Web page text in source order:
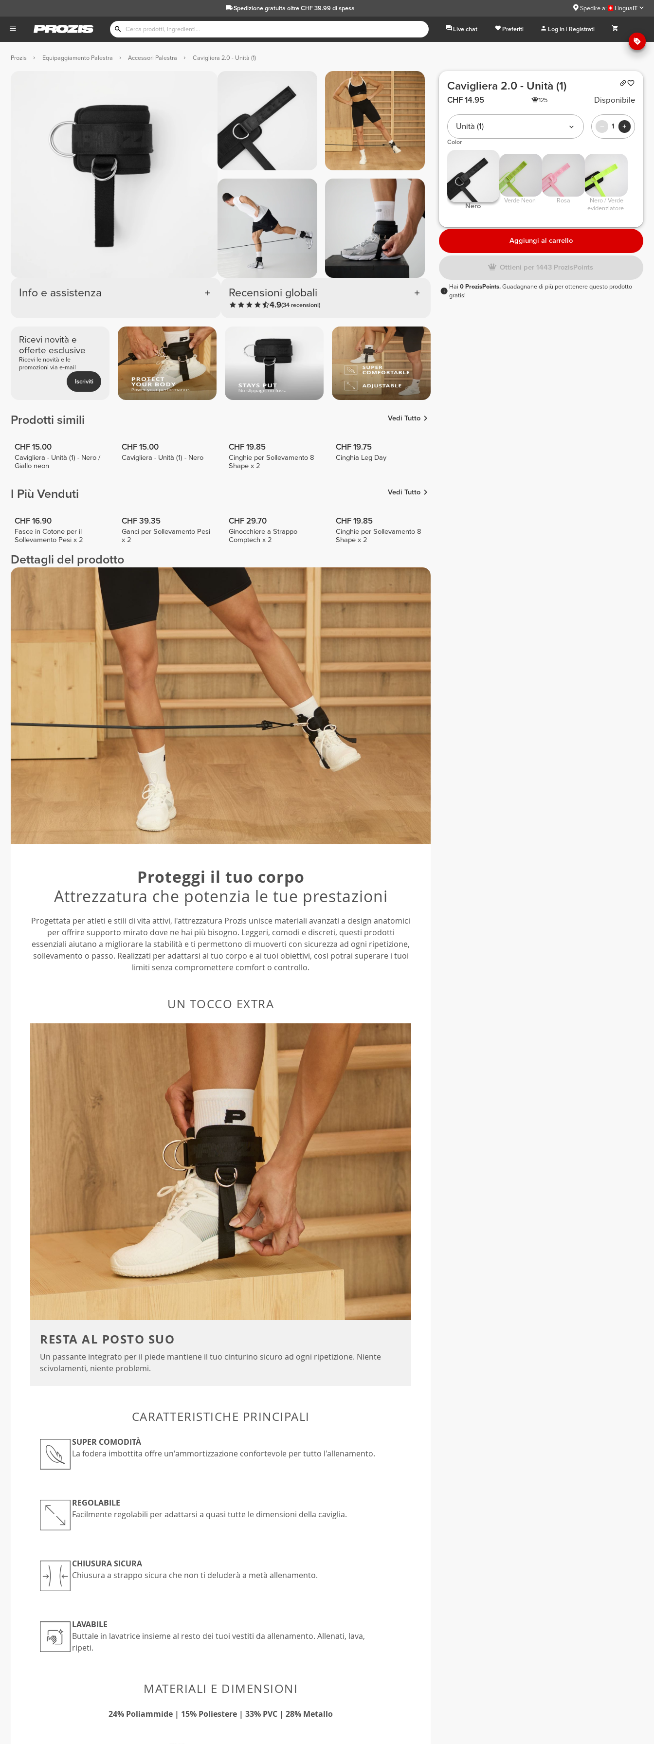
Spedizione gratuita oltre CHF 39.99 di spesa Spedire a: LinguaIT
Live chat Preferiti Log in | Registrati
Prozis Equipaggiamento Palestra Accessori Palestra Cavigliera 2.0 - Unità (1)
Info e assistenza Recensioni globali
4.9(34 recensioni)
Ricevi novità e
offerte esclusive
Ricevi le novità e le
promozioni via e-mail
Iscriviti
Prodotti simili Vedi Tutto
CHF 15.00
Cavigliera - Unità (1) - Nero /
Giallo neon
CHF 15.00
Cavigliera - Unità (1) - Nero
CHF 19.85
Cinghie per Sollevamento 8
Shape x 2
CHF 19.75
Cinghia Leg Day
I Più Venduti Vedi Tutto
CHF 16.90
Fasce in Cotone per il
Sollevamento Pesi x 2
CHF 39.35
Ganci per Sollevamento Pesi
x 2
CHF 29.70
Ginocchiere a Strappo
Comptech x 2
CHF 19.85
Cinghie per Sollevamento 8
Shape x 2
Dettagli del prodotto
Proteggi il tuo corpo
Attrezzatura che potenzia le tue prestazioni
Progettata per atleti e stili di vita attivi, l'attrezzatura Prozis unisce materiali avanzati a design anatomici
per offrire supporto mirato dove ne hai più bisogno. Leggeri, comodi e discreti, questi prodotti
essenziali aiutano a migliorare la stabilità e ti permettono di muoverti con sicurezza ad ogni ripetizione,
sollevamento o passo. Realizzati per adattarsi al tuo corpo e ai tuoi obiettivi, così potrai superare i tuoi
limiti senza compromettere comfort o controllo.
UN TOCCO EXTRA
RESTA AL POSTO SUO
Un passante integrato per il piede mantiene il tuo cinturino sicuro ad ogni ripetizione. Niente
scivolamenti, niente problemi.
CARATTERISTICHE PRINCIPALI
SUPER COMODITÀ
La fodera imbottita offre un'ammortizzazione confortevole per tutto l'allenamento.
REGOLABILE
Facilmente regolabili per adattarsi a quasi tutte le dimensioni della caviglia.
CHIUSURA SICURA
Chiusura a strappo sicura che non ti deluderà a metà allenamento.
LAVABILE
Buttale in lavatrice insieme al resto dei tuoi vestiti da allenamento. Allenati, lava,
ripeti.
MATERIALI E DIMENSIONI
24% Poliammide | 15% Poliestere | 33% PVC | 28% Metallo
Cavigliera 2.0 - Unità (1)
CHF 14.95 125 Disponibile
Unità (1) 1
Color
Nero
Verde Neon Rosa
evidenziatore
Aggiungi al carrello
Ottieni per 1443 ProzisPoints
Hai0 ProzisPoints.Guadagnane di più per ottenere questo prodotto
gratis!